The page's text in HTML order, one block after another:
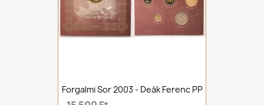
Forgalmi Sor 2003 - Deák Ferenc PP